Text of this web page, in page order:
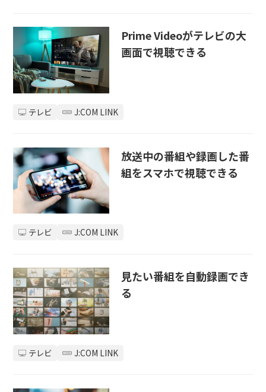
Prime Videoがテレビの大
画面で視聴できる
テレビ J:COM LINK
放送中の番組や録画した番
組をスマホで視聴できる
テレビ J:COM LINK
見たい番組を自動録画でき
る
テレビ J:COM LINK